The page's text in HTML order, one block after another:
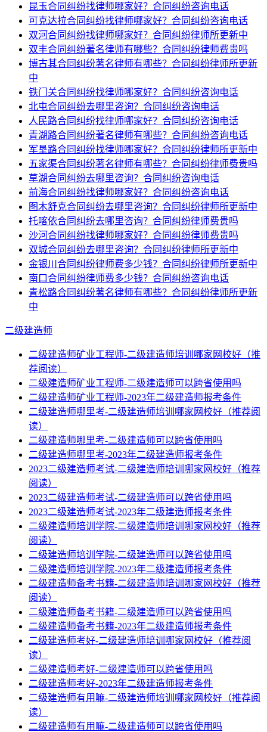
昆玉合同纠纷找律师哪家好？合同纠纷咨询电话
可克达拉合同纠纷找律师哪家好？合同纠纷咨询电话
双河合同纠纷找律师哪家好？合同纠纷律师所更新中
双丰合同纠纷著名律师有哪些？合同纠纷律师费贵吗
博古其合同纠纷著名律师有哪些？合同纠纷律师所更新
中
铁门关合同纠纷找律师哪家好？合同纠纷咨询电话
北屯合同纠纷去哪里咨询？合同纠纷咨询电话
人民路合同纠纷找律师哪家好？合同纠纷咨询电话
青湖路合同纠纷著名律师有哪些？合同纠纷咨询电话
军垦路合同纠纷找律师哪家好？合同纠纷律师所更新中
五家渠合同纠纷著名律师有哪些？合同纠纷律师费贵吗
草湖合同纠纷去哪里咨询？合同纠纷咨询电话
前海合同纠纷找律师哪家好？合同纠纷咨询电话
图木舒克合同纠纷去哪里咨询？合同纠纷律师所更新中
托喀依合同纠纷去哪里咨询？合同纠纷律师费贵吗
沙河合同纠纷找律师哪家好？合同纠纷律师费贵吗
双城合同纠纷去哪里咨询？合同纠纷律师所更新中
金银川合同纠纷律师费多少钱？合同纠纷律师所更新中
南口合同纠纷律师费多少钱？合同纠纷咨询电话
青松路合同纠纷著名律师有哪些？合同纠纷律师所更新
中
二级建造师
二级建造师矿业工程师-二级建造师培训哪家网校好（推
荐阅读）
二级建造师矿业工程师-二级建造师可以跨省使用吗
二级建造师矿业工程师-2023年二级建造师报考条件
二级建造师哪里考-二级建造师培训哪家网校好（推荐阅
读）
二级建造师哪里考-二级建造师可以跨省使用吗
二级建造师哪里考-2023年二级建造师报考条件
2023二级建造师考试-二级建造师培训哪家网校好（推荐
阅读）
2023二级建造师考试-二级建造师可以跨省使用吗
2023二级建造师考试-2023年二级建造师报考条件
二级建造师培训学院-二级建造师培训哪家网校好（推荐
阅读）
二级建造师培训学院-二级建造师可以跨省使用吗
二级建造师培训学院-2023年二级建造师报考条件
二级建造师备考书籍-二级建造师培训哪家网校好（推荐
阅读）
二级建造师备考书籍-二级建造师可以跨省使用吗
二级建造师备考书籍-2023年二级建造师报考条件
二级建造师考好-二级建造师培训哪家网校好（推荐阅
读）
二级建造师考好-二级建造师可以跨省使用吗
二级建造师考好-2023年二级建造师报考条件
二级建造师有用嘛-二级建造师培训哪家网校好（推荐阅
读）
二级建造师有用嘛-二级建造师可以跨省使用吗